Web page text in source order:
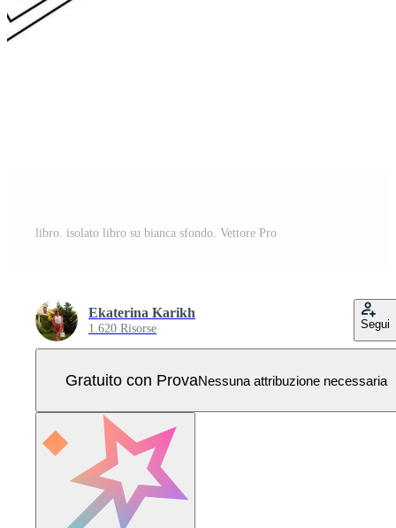
libro. isolato libro su bianca sfondo. Vettore Pro
Ekaterina Karikh
1.620 Risorse Segui
Gratuito con ProvaNessuna attribuzione necessaria